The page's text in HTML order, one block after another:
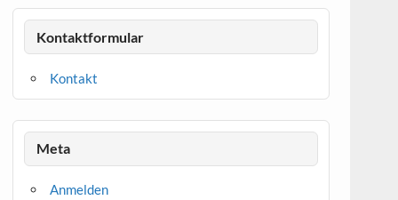
Kontaktformular
Kontakt
Meta
Anmelden